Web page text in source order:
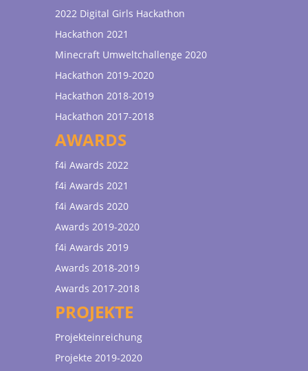
2022 Digital Girls Hackathon
Hackathon 2021
Minecraft Umweltchallenge 2020
Hackathon 2019-2020
Hackathon 2018-2019
Hackathon 2017-2018
AWARDS
f4i Awards 2022
f4i Awards 2021
f4i Awards 2020
Awards 2019-2020
f4i Awards 2019
Awards 2018-2019
Awards 2017-2018
PROJEKTE
Projekteinreichung
Projekte 2019-2020